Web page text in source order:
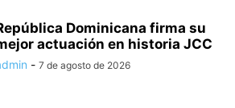
Dominicana firma su
actuación en historia JCC
- 7 de agosto de 2026